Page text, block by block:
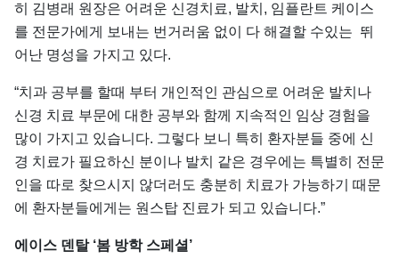
히 김병래 원장은 어려운 신경치료, 발치, 임플란트 케이스
를 전문가에게 보내는 번거러움 없이 다 해결할 수있는 뛰
어난 명성을 가지고 있다.
“치과 공부를 할때 부터 개인적인 관심으로 어려운 발치나
신경 치료 부문에 대한 공부와 함께 지속적인 임상 경험을
많이 가지고 있습니다. 그렇다 보니 특히 환자분들 중에 신
경 치료가 필요하신 분이나 발치 같은 경우에는 특별히 전문
인을 따로 찾으시지 않더러도 충분히 치료가 가능하기 때문
에 환자분들에게는 원스탑 진료가 되고 있습니다.”
에이스 덴탈 ‘봄 방학 스페셜’